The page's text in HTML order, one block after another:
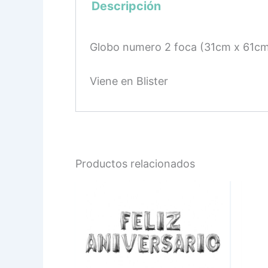
Descripción
Globo numero 2 foca (31cm x
Viene en Blister
Productos relacionados